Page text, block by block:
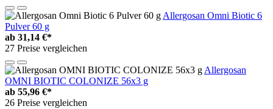
Allergosan Omni Biotic 6
Pulver 60 g
ab 31,14 €*
27 Preise vergleichen
Allergosan
OMNI BIOTIC COLONIZE 56x3 g
ab 55,96 €*
26 Preise vergleichen